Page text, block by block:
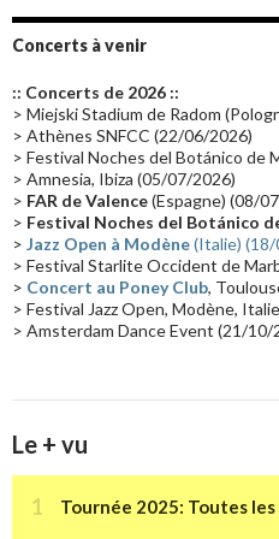
Groupe de Recherche Musicale
Passages radio Vidéo Jarrecast
Les concerts en Chine(16) Cinéma
Synthé Roland(15) Belgique(15)
(14) Astronomie
Tournée 2025(14) 2024(14)
Concerts à venir
:: Concerts de 2026 ::
> Miejski Stadium de Radom
> Athènes SNFCC (22/06/2026)
> Festival Noches del Botánico de
> Amnesia, Ibiza (05/07/2026)
> FAR de Valence(Espagne) (08/
> Festival Noches del Botánico
> Jazz Open à Modène(Italie)
> Festival Starlite Occident de
> Concert au Poney Club,
> Festival Jazz Open, Modène,
> Amsterdam Dance Event (21/10/
Le + vu